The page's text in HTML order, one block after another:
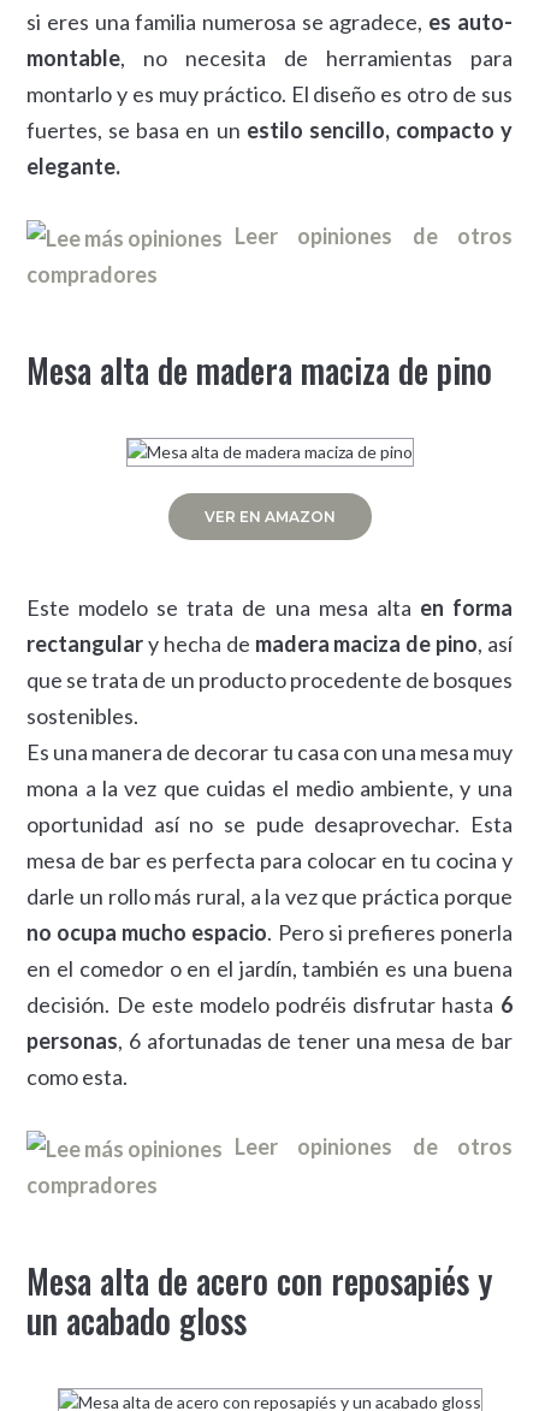
si eres una familia numerosa se agradece, es auto-
montable, no necesita de herramientas para
montarlo y es muy práctico. El diseño es otro de sus
fuertes, se basa en un estilo sencillo, compacto y
elegante.
Leer opiniones de otros
compradores
Mesa alta de madera maciza de pino
VER EN AMAZON
Este modelo se trata de una mesa alta en forma
rectangulary hecha de madera maciza de pino, así
que se trata de un producto procedente de bosques
sostenibles.
Es una manera de decorar tu casa con una mesa muy
mona a la vez que cuidas el medio ambiente, y una
oportunidad así no se pude desaprovechar. Esta
mesa de bar es perfecta para colocar en tu cocina y
darle un rollo más rural, a la vez que práctica porque
no ocupa mucho espacio. Pero si prefieres ponerla
en el comedor o en el jardín, también es una buena
decisión. De este modelo podréis disfrutar hasta 6
personas, 6 afortunadas de tener una mesa de bar
como esta.
Leer opiniones de otros
compradores
Mesa alta de acero con reposapiés y
un acabado gloss